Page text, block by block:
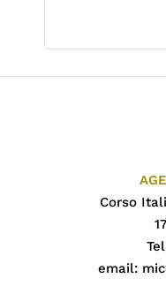
Corso
email: